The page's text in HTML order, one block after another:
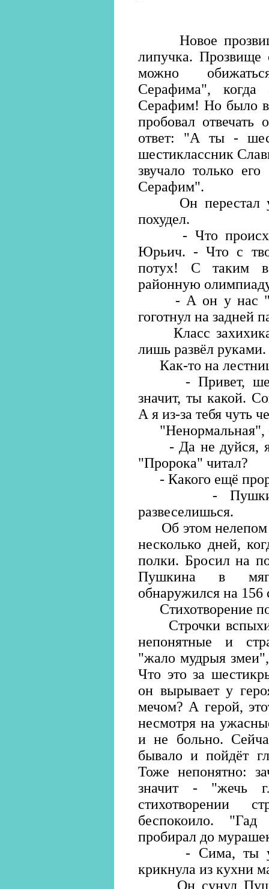
Новое
липучка. Прозвище
можно
Серафима", когда
Серафим! Но было
пробовал
ответ: "А ты -
шестиклассник
звучало только
Серафим".
Он перестал
похудел.
- Что
Юрьич. - Что с
потух! С таким
районную
- А он у нас
гоготнул на задней
Класс
лишь развёл руками.
Как-то на
- Привет,
значит, ты какой.
А я из-за тебя чуть
"Ненормальная",
- Да не дуйся, я
"Пророка" читал?
- Какого ещё
-
развеселишься.
Об этом нелепом
несколько дней,
полки. Бросил на
Пушкина в
обнаружился на 156
Стихотворение
Строчки
непонятные и
"жало мудрыя
Что это за
он вырывает у
мечом? А герой,
несмотря на
и не больно.
бывало и пойдёт
Тоже непонятно:
значит - "жечь
стихотворении
беспокоило.
пробирал до
- Сима, ты уже
крикнула из кухни
Он сунул